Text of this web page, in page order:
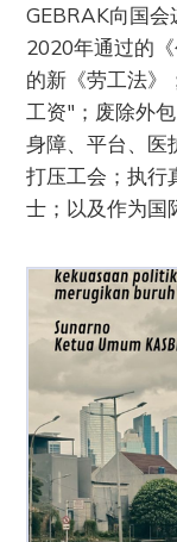
GEBRAK向国
2020年通过的
的新《劳工法》
工资"；废除外
身障、平台、医
打压工会；执行
士；以及作为国